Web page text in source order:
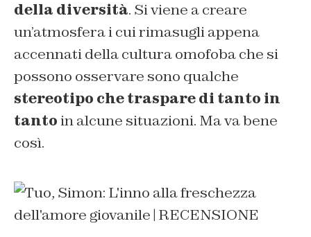
della diversità. Si viene a creare
un’atmosfera i cui rimasugli appena
accennati della cultura omofoba che si
possono osservare sono qualche
stereotipo che traspare di tanto in
tantoin alcune situazioni. Ma va bene
così.